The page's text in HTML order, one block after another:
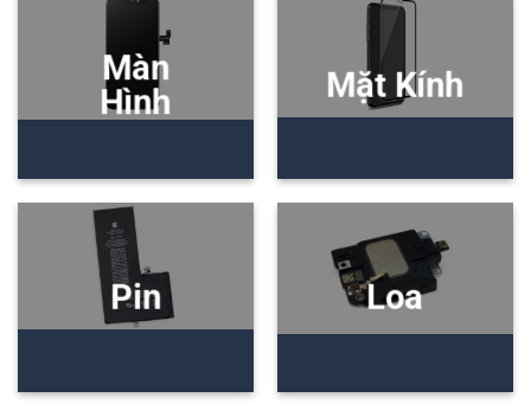
Màn
Hình
Mặt Kính
Pin Loa